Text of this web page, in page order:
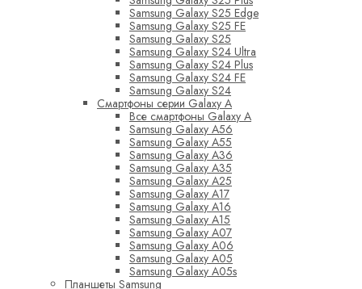
Samsung Galaxy S25 Edge
Samsung Galaxy S25 FE
Samsung Galaxy S25
Samsung Galaxy S24 Ultra
Samsung Galaxy S24 Plus
Samsung Galaxy S24 FE
Samsung Galaxy S24
Смартфоны серии Galaxy A
Все смартфоны Galaxy A
Samsung Galaxy A56
Samsung Galaxy A55
Samsung Galaxy A36
Samsung Galaxy A35
Samsung Galaxy A25
Samsung Galaxy A17
Samsung Galaxy A16
Samsung Galaxy A15
Samsung Galaxy A07
Samsung Galaxy A06
Samsung Galaxy A05
Samsung Galaxy A05s
Планшеты Samsung